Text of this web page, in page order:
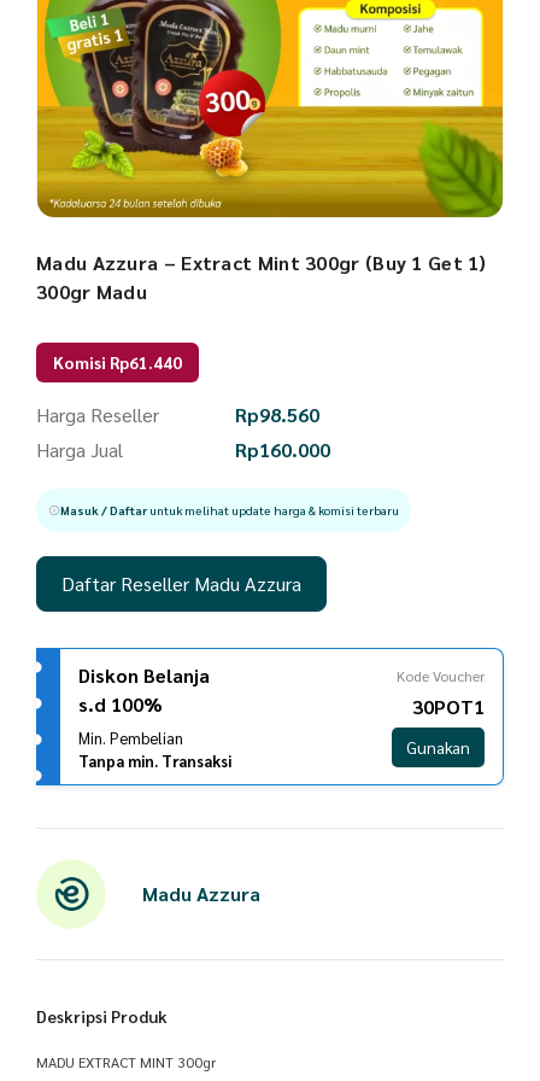
Madu Azzura – Extract Mint 300gr (Buy 1 Get 1)
300gr Madu
Komisi Rp61.440
Harga Reseller Rp98.560
Harga Jual
Rp160.000
Masuk / Daftaruntuk melihat update harga & komisi terbaru
Daftar Reseller Madu Azzura
Diskon Belanja
s.d 100%
Min. Pembelian
Tanpa min. Transaksi
Kode Voucher
30POT1
Gunakan
Madu Azzura
Deskripsi Produk
MADU EXTRACT MINT 300gr